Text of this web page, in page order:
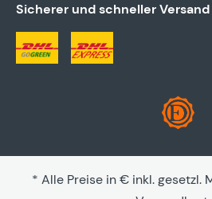
Sicherer und schneller Versand
* Alle Preise in € inkl. gesetzl.